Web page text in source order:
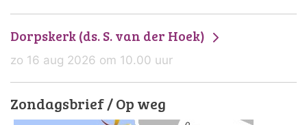
Dorpskerk (ds. S. van der Hoek)
zo 16 aug 2026 om 10.00 uur
Zondagsbrief / Op weg